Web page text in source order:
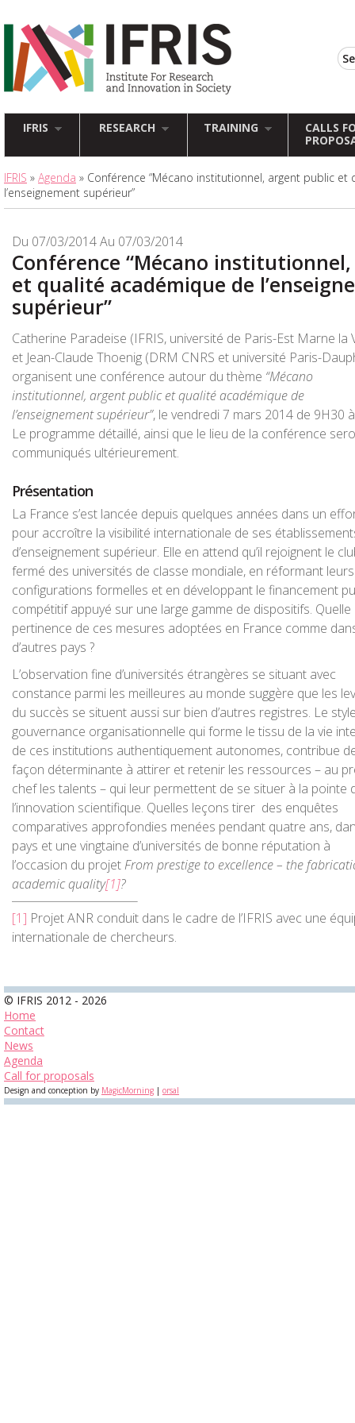
IFRIS RESEARCH TRAINING
CALLS
IFRIS » Agenda » Conférence “Mécano institutionnel, argent public
l’enseignement supérieur”
Du 07/03/2014 Au 07/03/2014
Conférence “Mécano
et qualité académique de
supérieur”
Catherine Paradeise (IFRIS, université de Paris-Est Marne la
et Jean-Claude Thoenig (DRM CNRS et université Paris-
organisent une conférence autour du thème “Mécano
institutionnel, argent public et qualité académique de
l’enseignement supérieur”, le vendredi 7 mars 2014 de 9H30
Le programme détaillé, ainsi que le lieu de la conférence
communiqués ultérieurement.
Présentation
La France s’est lancée depuis quelques années dans un
pour accroître la visibilité internationale de ses
d’enseignement supérieur. Elle en attend qu’il rejoignent le
fermé des universités de classe mondiale, en réformant leurs
configurations formelles et en développant le financement
compétitif appuyé sur une large gamme de dispositifs. Quelle
pertinence de ces mesures adoptées en France comme
d’autres pays ?
L’observation fine d’universités étrangères se situant avec
constance parmi les meilleures au monde suggère que les
du succès se situent aussi sur bien d’autres registres. Le
gouvernance organisationnelle qui forme le tissu de la vie
de ces institutions authentiquement autonomes, contribue
façon déterminante à attirer et retenir les ressources – au
chef les talents – qui leur permettent de se situer à la pointe
l’innovation scientifique. Quelles leçons tirer des enquêtes
comparatives approfondies menées pendant quatre ans,
pays et une vingtaine d’universités de bonne réputation à
l’occasion du projetFrom prestige to excellence – the
academic quality[1]?
[1] Projet ANR conduit dans le cadre de l’IFRIS avec une
internationale de chercheurs.
© IFRIS 2012 - 2026
Home
Contact
News
Agenda
Call for proposals
Design and conception by MagicMorning | orsal